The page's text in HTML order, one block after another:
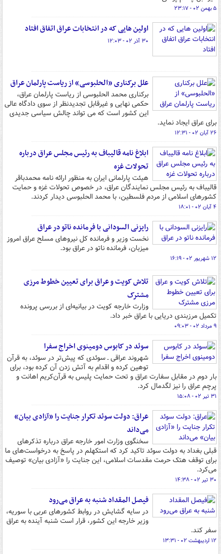
۵ بهمن ۰۲ - ۲۳:۱۷
اولین هایی که در انتخابات عراق اتفاق افتاد
۳۰ آذر ۰۲ - ۱۲:۰۳
علل برکناری «الحلبوسی» از ریاست پارلمان عراق
برکناری محمد الحلبوسی از ریاست پارلمان عراق،
حکمی نهایی و غیرقابل تجدیدنظر از سوی دادگاه عالی
این کشور است که می تواند چالش سیاسی جدیدی
برای عراق ایجاد نماید.
۲۶ آبان ۰۲ - ۱۲:۳۱
ابلاغ نامه قالیباف به رئیس مجلس عراق درباره
تحولات غزه
هیئت پارلمانی ایران به منظور ارائه نامه محمدباقر
قالیباف به رئیس مجلس نمایندگان عراق، در خصوص تحولات غزه و حمایت
کشورهای اسلامی از مردم فلسطین، با محمد الحلبوسی دیدار کردند.
۴ آبان ۰۲ - ۱۸:۰۱
رایزنی السودانی با فرمانده ناتو در عراق
نخست وزیر و فرمانده کل نیروهای مسلح عراق امروز
میزبان، فرمانده ناتو در عراق بود.
۱۲ شهریور ۰۲ - ۱۶:۱۹
تلاش کویت و عراق برای تعیین خطوط مرزی
مشترک
وزارت خارجه کویت در بیانیه‌ای از بررسی پرونده
تکمیل مرزبندی دریایی با عراق خبر داد.
۹ مرداد ۰۲ - ۰۹:۰۳
سوئد در کابوس دومینوی اخراج سفرا
شهروند عراقی ـ سوئدی که پیش‌تر در سوئد، به قرآن
توهین کرده و اقدام به آتش زدن آن کرده بود، برای
بار دوم در مقابل سفارت عراق و تحت حمایت پلیس به قرآن‌کریم اهانت و
پرچم عراق را نیز لگدمال کرد.
۳۱ تیر ۰۲ - ۱۵:۰۸
عراق: دولت سوئد تکرار جنایت را «آزادی بیان»
می‌داند
سخنگوی وزارت امور خارجه عراق درباره تذکرهای
قبلی بغداد به دولت سوئد تاکید کرد که استکهلم در پاسخ به درخواست‌های ما
برای توقف هتک حرمت مقدسات اسلامی، این جنایت را «آزادی بیان» توصیف
می‌کرد.
۳۰ تیر ۰۲ - ۱۴:۳۸
فیصل المقداد شنبه به عراق می‌رود
در سایه گشایش در روابط کشورهای عربی با سوریه،
وزیر خارجه این کشور، قرار است شنبه آینده به عراق
سفر کند.
۱۲ اردیبهشت ۰۲ - ۱۳:۳۱